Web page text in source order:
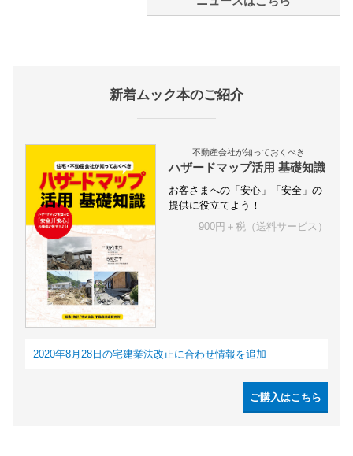
新着ムック本のご紹介
不動産会社が知っておくべき
ハザードマップ活用 基礎知識
お客さまへの「安心」「安全」の
提供に役立てよう！
900円＋税（送料サービス）
2020年8月28日の宅建業法改正に合わせ情報を追加
ご購入はこちら